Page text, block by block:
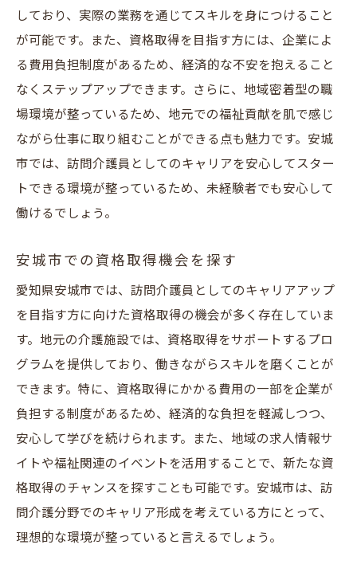
しており、実際の業務を通じてスキルを身につけること
が可能です。また、資格取得を目指す方には、企業によ
る費用負担制度があるため、経済的な不安を抱えること
なくステップアップできます。さらに、地域密着型の職
場環境が整っているため、地元での福祉貢献を肌で感じ
ながら仕事に取り組むことができる点も魅力です。安城
市では、訪問介護員としてのキャリアを安心してスター
トできる環境が整っているため、未経験者でも安心して
働けるでしょう。
安城市での資格取得機会を探す
愛知県安城市では、訪問介護員としてのキャリアアップ
を目指す方に向けた資格取得の機会が多く存在していま
す。地元の介護施設では、資格取得をサポートするプロ
グラムを提供しており、働きながらスキルを磨くことが
できます。特に、資格取得にかかる費用の一部を企業が
負担する制度があるため、経済的な負担を軽減しつつ、
安心して学びを続けられます。また、地域の求人情報サ
イトや福祉関連のイベントを活用することで、新たな資
格取得のチャンスを探すことも可能です。安城市は、訪
問介護分野でのキャリア形成を考えている方にとって、
理想的な環境が整っていると言えるでしょう。